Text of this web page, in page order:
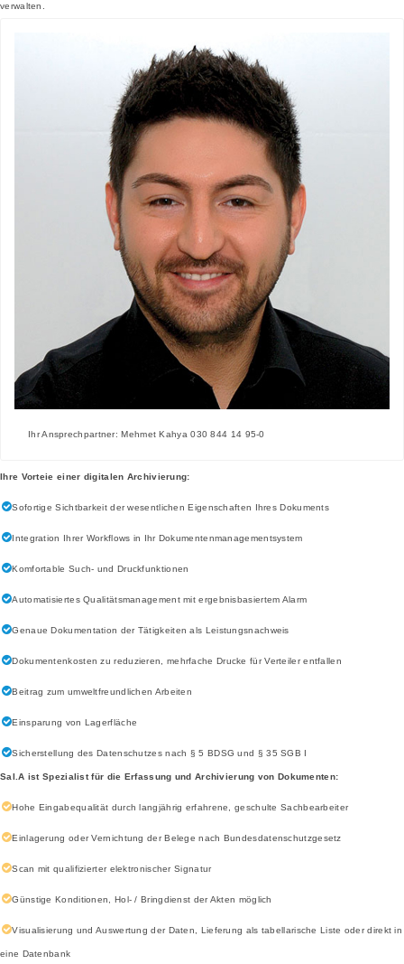
verwalten.
Ihr Ansprechpartner: Mehmet Kahya 030 844 14 95-0
Ihre Vorteie einer digitalen Archivierung:
Sofortige Sichtbarkeit der wesentlichen Eigenschaften Ihres Dokuments
Integration Ihrer Workflows in Ihr Dokumentenmanagementsystem
Komfortable Such- und Druckfunktionen
Automatisiertes Qualitätsmanagement mit ergebnisbasiertem Alarm
Genaue Dokumentation der Tätigkeiten als Leistungsnachweis
Dokumentenkosten zu reduzieren, mehrfache Drucke für Verteiler entfallen
Beitrag zum umweltfreundlichen Arbeiten
Einsparung von Lagerfläche
Sicherstellung des Datenschutzes nach § 5 BDSG und § 35 SGB I
Sal.A ist Spezialist für die Erfassung und Archivierung von Dokumenten:
Hohe Eingabequalität durch langjährig erfahrene, geschulte Sachbearbeiter
Einlagerung oder Vernichtung der Belege nach Bundesdatenschutzgesetz
Scan mit qualifizierter elektronischer Signatur
Günstige Konditionen, Hol- / Bringdienst der Akten möglich
Visualisierung und Auswertung der Daten, Lieferung als tabellarische Liste oder direkt in
eine Datenbank